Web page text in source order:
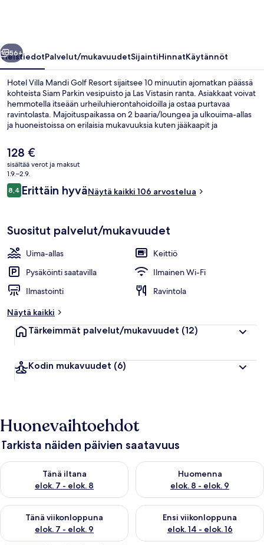
Seuraava
56+
YleistiedotPalvelut/mukavuudetSijaintiHinnatKäytännöt
Hotel Villa Mandi Golf Resort sijaitsee 10 minuutin ajomatkan päässä
kohteista Siam Parkin vesipuisto ja Las Vistasin ranta. Asiakkaat voivat
hemmotella itseään urheiluhierontahoidoilla ja ostaa purtavaa
ravintolasta. Majoituspaikassa on 2 baaria/loungea ja ulkouima-allas
ja huoneistoissa on erilaisia mukavuuksia kuten jääkaapit ja
avuliasta henkilökuntaa.
Nykyinen
hinta
on
128 €
128 €
sisältää verot ja maksut
1.9.–2.9.
Arvostelut
8,48,4 kautta 10.
Erittäin hyväNäytä kaikki 106 arvostelua
Suositut palvelut/mukavuudet
Uima-allas
Keittiö
Pysäköinti saatavilla
Ilmainen Wi-Fi
Ilmastointi
Ravintola
Näytä kaikki
Tärkeimmät palvelut/mukavuudet (12)
Kodin mukavuudet (6)
Huonevaihtoehdot
Tarkista näiden päivien saatavuus
Tänä iltana
elok. 7 - elok. 8
Tarkista tämän illan saatavuus elok. 7 - elok. 8
Huomenna
elok. 8 - elok. 9
Tarkista huomisen saatavuus
Tänä viikonloppuna
elok. 7 - elok. 9
Tarkista tämän viikonlopun saatavuus elok. 7 - elok. 9
Ensi viikonloppuna
elok. 14 - elok. 16
Tarkista ensi viikonlopun